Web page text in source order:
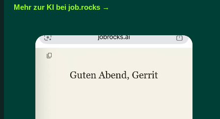
Mehr zur KI bei job.rocks →